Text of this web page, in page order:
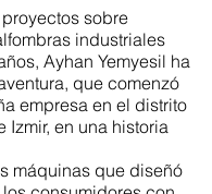
sobre
industriales
Ayhan Yemyesil ha
que comenzó
empresa en el distrito
Izmir, en una historia
máquinas que diseñó